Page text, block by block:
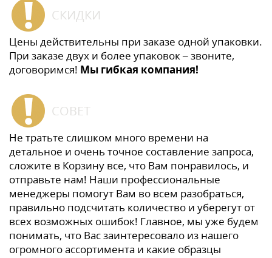
СКИДКИ
Цены действительны при заказе одной упаковки.
При заказе двух и более упаковок – звоните,
договоримся! Мы гибкая компания!
СОВЕТ
Не тратьте слишком много времени на
детальное и очень точное составление запроса,
сложите в Корзину все, что Вам понравилось, и
отправьте нам! Наши профессиональные
менеджеры помогут Вам во всем разобраться,
правильно подсчитать количество и уберегут от
всех возможных ошибок! Главное, мы уже будем
понимать, что Вас заинтересовало из нашего
огромного ассортимента и какие образцы